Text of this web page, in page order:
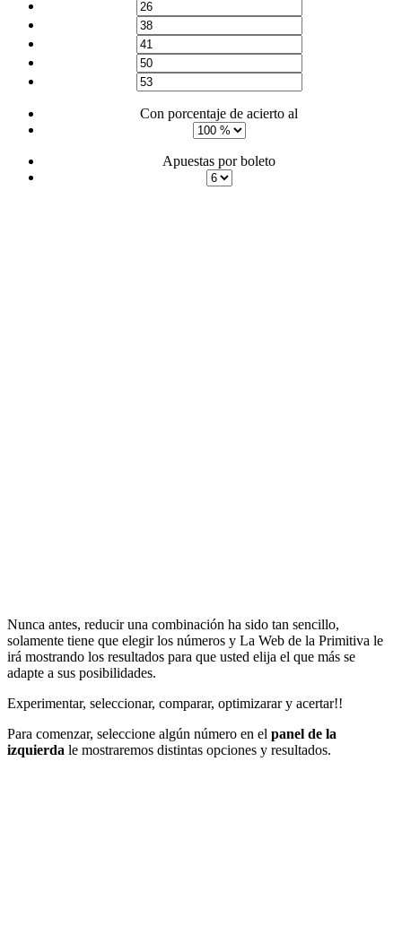
Con porcentaje de acierto al
Apuestas por boleto
Nunca antes, reducir una combinación ha sido tan sencillo,
solamente tiene que elegir los números y La Web de la Primitiva le
irá mostrando los resultados para que usted elija el que más se
adapte a sus posibilidades.
Experimentar, seleccionar, comparar, optimizarar y acertar!!
Para comenzar, seleccione algún número en el panel de la
izquierda le mostraremos distintas opciones y resultados.